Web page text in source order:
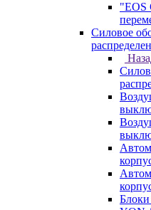
"EOS
Силовое
Блоки